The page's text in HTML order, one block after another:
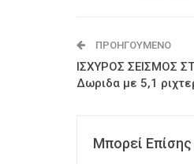
ΠΡΟΗΓΟΎΜΕΝΟ
ΙΣΧΥΡΟΣ ΣΕΙΣΜΟΣ
Δωριδα με 5,1
Μπορεί